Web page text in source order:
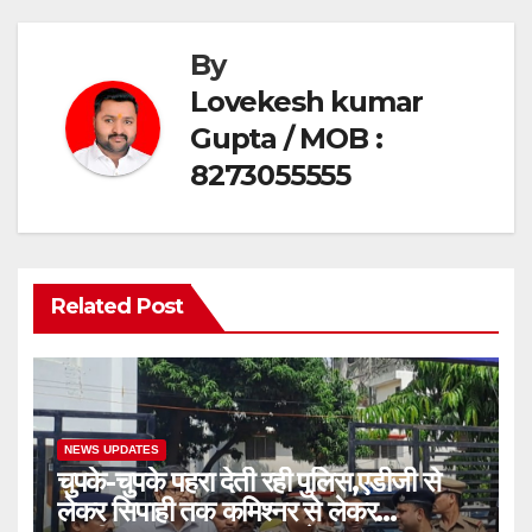
By
Lovekesh kumar
Gupta / MOB :
8273055555
Related Post
NEWS UPDATES
चुपके-चुपके पहरा देती रही पुलिस,एडीजी से
लेकर सिपाही तक कमिश्नर से लेकर